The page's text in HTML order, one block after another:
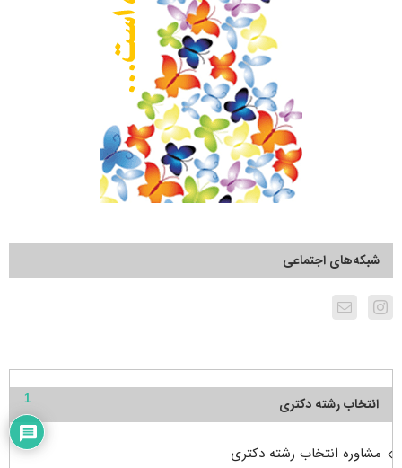
شبکه‌های اجتماعی
انتخاب رشته دکتری
مشاوره انتخاب رشته دکتری
1